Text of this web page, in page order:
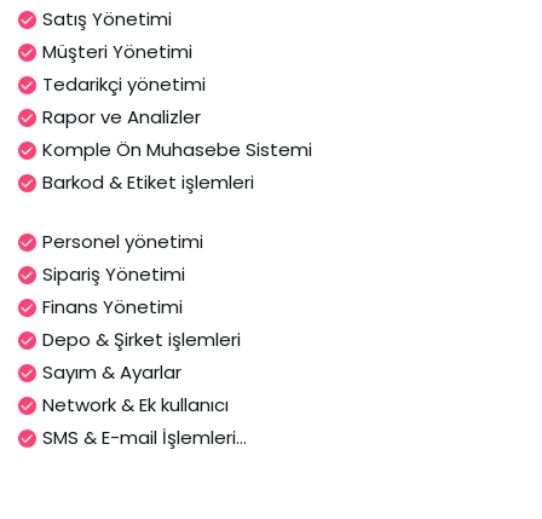
Satış Yönetimi
Müşteri Yönetimi
Tedarikçi yönetimi
Rapor ve Analizler
Komple Ön Muhasebe Sistemi
Barkod & Etiket işlemleri
Personel yönetimi
Sipariş Yönetimi
Finans Yönetimi
Depo & Şirket işlemleri
Sayım & Ayarlar
Network & Ek kullanıcı
SMS & E-mail İşlemleri...